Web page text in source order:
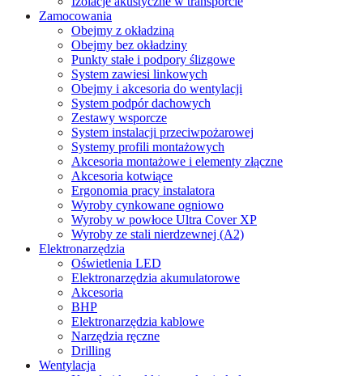
Zamocowania
Obejmy z okładziną
Obejmy bez okładziny
Punkty stałe i podpory ślizgowe
System zawiesi linkowych
Obejmy i akcesoria do wentylacji
System podpór dachowych
Zestawy wsporcze
System instalacji przeciwpożarowej
Systemy profili montażowych
Akcesoria montażowe i elementy złączne
Akcesoria kotwiące
Ergonomia pracy instalatora
Wyroby cynkowane ogniowo
Wyroby w powłoce Ultra Cover XP
Wyroby ze stali nierdzewnej (A2)
Elektronarzędzia
Oświetlenia LED
Elektronarzędzia akumulatorowe
Akcesoria
BHP
Elektronarzędzia kablowe
Narzędzia ręczne
Drilling
Wentylacja